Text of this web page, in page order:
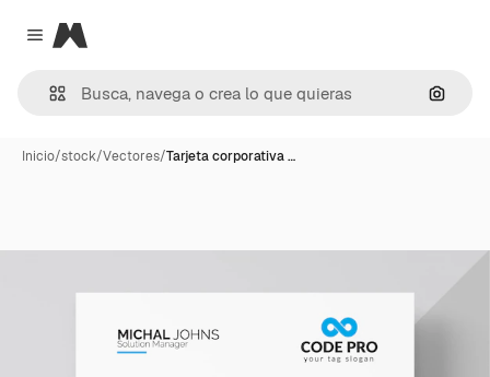
Close menu
Magnific
Inicio/stock/Vectores/Tarjeta corporativa …